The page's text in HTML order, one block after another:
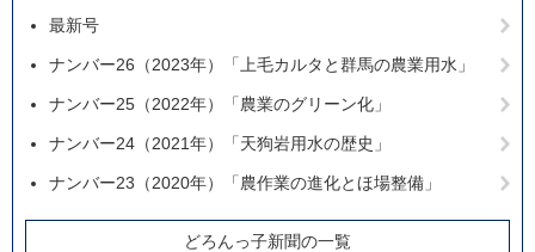
最新号
ナンバー26（2023年）「上毛カルタと群馬の農業用水」
ナンバー25（2022年）「農業のグリーン化」
ナンバー24（2021年）「天狗岩用水の歴史」
ナンバー23（2020年）「農作業の進化とほ場整備」
どろんっ子新聞の一覧